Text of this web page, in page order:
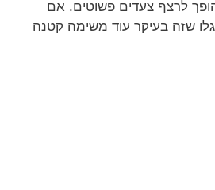
לרצף צעדים פשוטים. אם
שזה בעיקר עוד משימה קטנה